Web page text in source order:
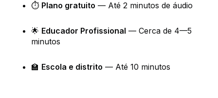
⏱️ Plano gratuito — Até 2 minutos de áudio
🌟 Educador Profissional — Cerca de 4—5
minutos
🏫 Escola e distrito — Até 10 minutos